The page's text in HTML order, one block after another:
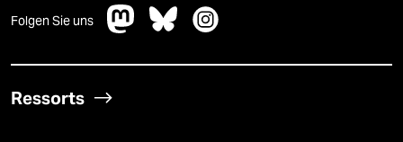
Folgen Sie uns
Ressorts